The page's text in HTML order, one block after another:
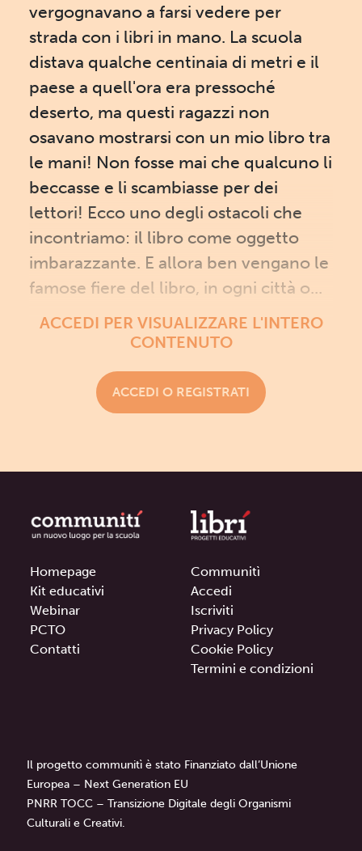
vergognavano a farsi vedere per
strada con i libri in mano. La scuola
distava qualche centinaia di metri e il
paese a quell'ora era pressoché
deserto, ma questi ragazzi non
osavano mostrarsi con un mio libro tra
le mani! Non fosse mai che qualcuno li
beccasse e li scambiasse per dei
lettori! Ecco uno degli ostacoli che
incontriamo: il libro come oggetto
imbarazzante. E allora ben vengano le
famose fiere del libro, in ogni città o...
ACCEDI PER VISUALIZZARE L'INTERO
CONTENUTO
ACCEDI O REGISTRATI
Homepage
Kit educativi
Webinar
PCTO
Contatti
Communitì
Accedi
Iscriviti
Privacy Policy
Cookie Policy
Termini e condizioni
Il progetto communitì è stato Finanziato dall’Unione
Europea – Next Generation EU
PNRR TOCC – Transizione Digitale degli Organismi
Culturali e Creativi.